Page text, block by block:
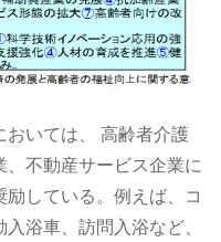
おいては、 高齢者介護
不動産サービス企業に
している。例えば、コ
浴車、訪問入浴など、